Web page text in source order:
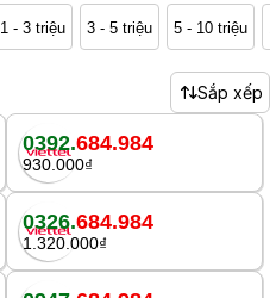
1 - 3 triệu 3 - 5 triệu 5 - 10 triệu
Sắp xếp
0392.684.984
930.000₫
0326.684.984
1.320.000₫